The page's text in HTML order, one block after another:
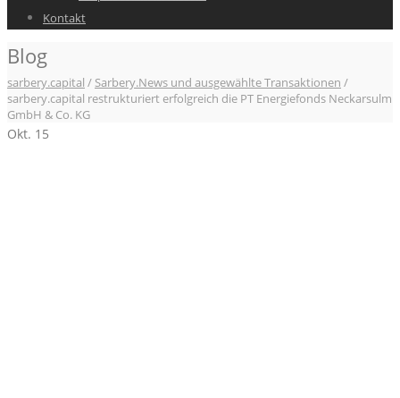
Kontakt
Blog
sarbery.capital / Sarbery.News und ausgewählte Transaktionen /
sarbery.capital restrukturiert erfolgreich die PT Energiefonds Neckarsulm
GmbH & Co. KG
Okt. 15